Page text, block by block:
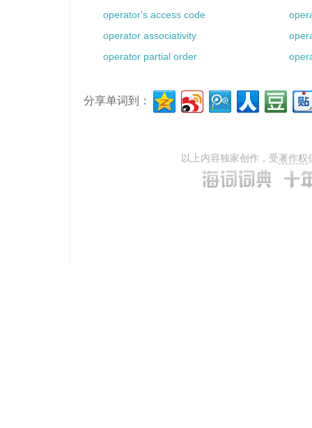
operator's access code
operator associativity
operator partial order
分享单词到：
以上内容独家创作，受著作权